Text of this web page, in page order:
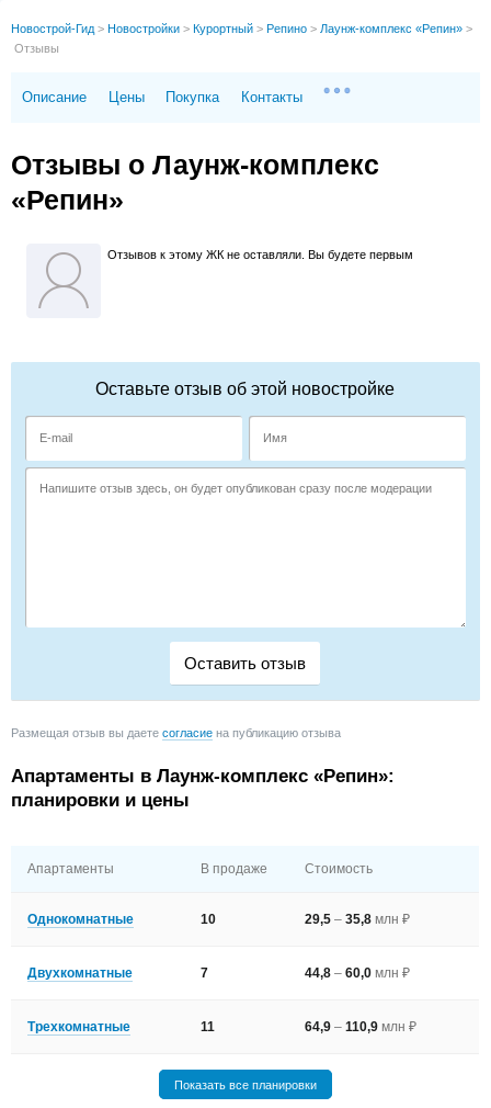
Новострой-Гид > Новостройки > Курортный > Репино > Лаунж-комплекс «Репин» >
Отзывы
Описание Цены Покупка Контакты
Отзывы о Лаунж-комплекс
«Репин»
Отзывов к этому ЖК не оставляли. Вы будете первым
Оставьте отзыв об этой новостройке
Размещая отзыв вы даетесогласие на публикацию отзыва
Апартаменты в Лаунж-комплекс «Репин»:
планировки и цены
Апартаменты В продаже Стоимость
Однокомнатные 10 29,5– 35,8млн ₽
Двухкомнатные 7 44,8– 60,0млн ₽
Трехкомнатные 11 64,9– 110,9млн ₽
Показать все планировки